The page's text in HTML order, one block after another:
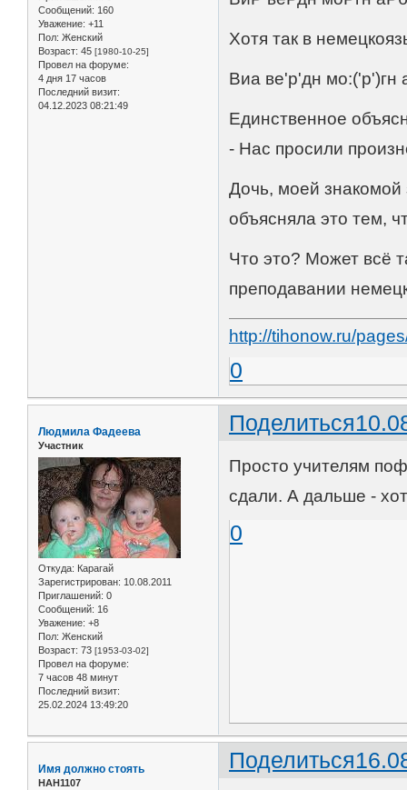
Сообщений: 160
Уважение: +11
Пол: Женский
Возраст: 45 [1980-10-25]
Провел на форуме:
4 дня 17 часов
Последний визит:
04.12.2023 08:21:49
Хотя так в
Виа ве'р'дн мо:('р')гн
Единственное
- Нас просили
Дочь, моей знакомой
объясняла это тем,
Что это? Может всё
преподавании
http://tihonow.ru/
0
Поделиться
Людмила Фадеева
Участник
Откуда: Карагай
Зарегистрирован: 10.08.2011
Приглашений: 0
Сообщений: 16
Уважение: +8
Пол: Женский
Возраст: 73 [1953-03-02]
Провел на форуме:
7 часов 48 минут
Последний визит:
25.02.2024 13:49:20
Просто учителям
сдали. А дальше -
0
Поделиться
Имя должно стоять
НАН1107